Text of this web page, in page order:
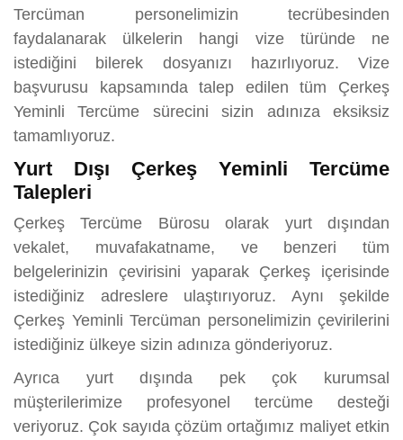
Tercüman personelimizin tecrübesinden
faydalanarak ülkelerin hangi vize türünde ne
istediğini bilerek dosyanızı hazırlıyoruz. Vize
başvurusu kapsamında talep edilen tüm Çerkeş
Yeminli Tercüme sürecini sizin adınıza eksiksiz
tamamlıyoruz.
Yurt Dışı Çerkeş Yeminli Tercüme
Talepleri
Çerkeş Tercüme Bürosu olarak yurt dışından
vekalet, muvafakatname, ve benzeri tüm
belgelerinizin çevirisini yaparak Çerkeş içerisinde
istediğiniz adreslere ulaştırıyoruz. Aynı şekilde
Çerkeş Yeminli Tercüman personelimizin çevirilerini
istediğiniz ülkeye sizin adınıza gönderiyoruz.
Ayrıca yurt dışında pek çok kurumsal
müşterilerimize profesyonel tercüme desteği
veriyoruz. Çok sayıda çözüm ortağımız maliyet etkin